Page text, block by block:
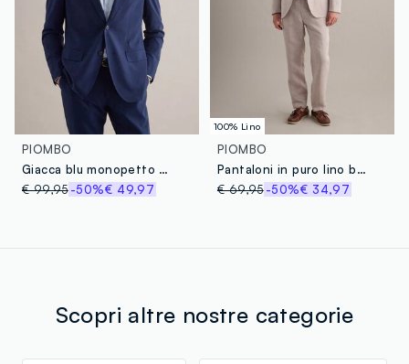
PIOMBO
Giacca blu monopetto slim fit
€ 99,95-50%€ 49,97
100% Lino
PIOMBO
Pantaloni in puro lino beige slim fit
€ 69,95 -50%€ 34,97
Scopri altre nostre categorie